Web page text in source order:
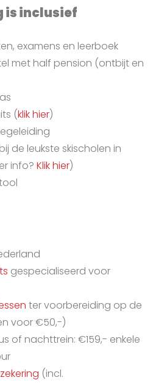
is inclusief
examens en leerboek
met half pension (ontbijt en
(klik hier)
de leukste skischolen in
info? Klik hier)
gespecialiseerd voor
ter voorbereiding op de
voor €50,-)
of nachttrein: €159,- enkele
(incl.